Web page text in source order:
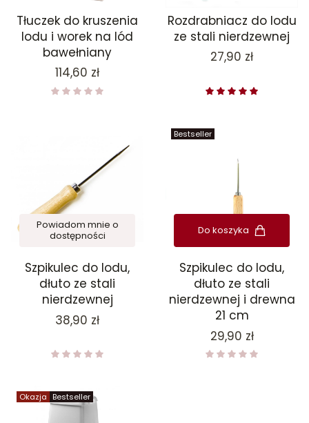
Tłuczek do kruszenia
lodu i worek na lód
bawełniany
Cena
114,60 zł
Rozdrabniacz do lodu
ze stali nierdzewnej
Cena
27,90 zł
Powiadom mnie o
dostępności
Szpikulec do lodu,
dłuto ze stali
nierdzewnej
Cena
38,90 zł
Bestseller
Do koszyka
Szpikulec do lodu,
dłuto ze stali
nierdzewnej i drewna
21 cm
Cena
29,90 zł
Okazja Bestseller